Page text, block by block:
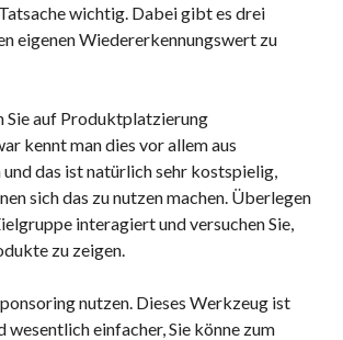
wichtig. Dabei gibt es drei
eigenen Wiedererkennungswert zu
Sie auf Produktplatzierung
kennt man dies vor allem aus
das ist natürlich sehr kostspielig,
sich das zu nutzen machen. Überlegen
interagiert und versuchen Sie,
zu zeigen.
nutzen. Dieses Werkzeug ist
wesentlich einfacher, Sie könne zum